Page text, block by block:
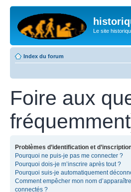
Le site
Index du forum
Foire aux
Problèmes d’identification et
Pourquoi ne puis-je pas me connecter ?
Pourquoi dois-je m’inscrire après tout ?
Pourquoi suis-je automatiquement
Comment empêcher mon nom
connectés ?